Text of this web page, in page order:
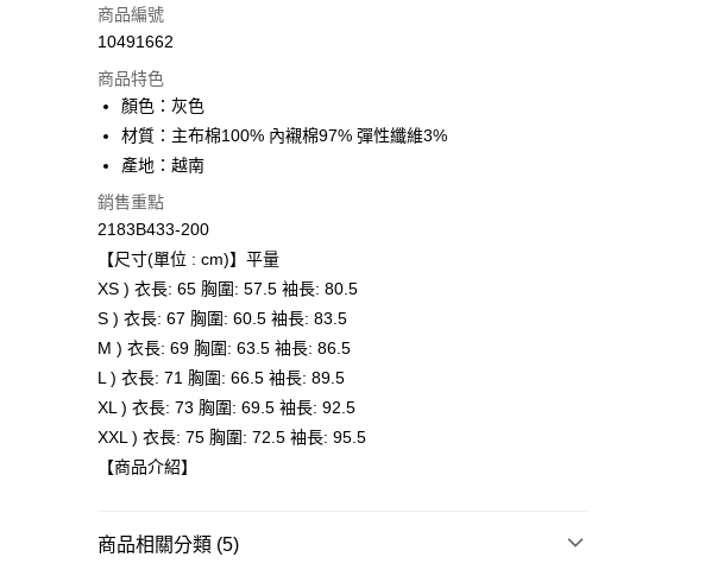
信用卡一次付款
LINE Pay
Apple Pay
運送方式
全家取貨付款
每筆NT$80，滿NT$6,000(含以上)免運費
付款後全家取貨
每筆NT$80，滿NT$6,000(含以上)免運費
萊爾富取貨付款
付款後萊爾富取貨
商品編號
10491662
商品特色
顏色：灰色
材質：主布棉100% 內襯棉97% 彈性纖維3%
產地：越南
銷售重點
2183B433-200
【尺寸(單位 : cm)】平量
XS ) 衣長: 65 胸圍: 57.5 袖長: 80.5
S ) 衣長: 67 胸圍: 60.5 袖長: 83.5
M ) 衣長: 69 胸圍: 63.5 袖長: 86.5
L ) 衣長: 71 胸圍: 66.5 袖長: 89.5
XL ) 衣長: 73 胸圍: 69.5 袖長: 92.5
XXL ) 衣長: 75 胸圍: 72.5 袖長: 95.5
【商品介紹】
商品相關分類 (5)